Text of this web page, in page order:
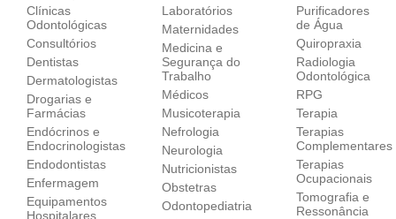
Clínicas
Odontológicas
Consultórios
Dentistas
Dermatologistas
Drogarias e
Farmácias
Endócrinos e
Endocrinologistas
Endodontistas
Enfermagem
Equipamentos
Hospitalares
Laboratórios
Maternidades
Medicina e
Segurança do
Trabalho
Médicos
Musicoterapia
Nefrologia
Neurologia
Nutricionistas
Obstetras
Odontopediatria
Purificadores
de Água
Quiropraxia
Radiologia
Odontológica
RPG
Terapia
Terapias
Complementares
Terapias
Ocupacionais
Tomografia e
Ressonância